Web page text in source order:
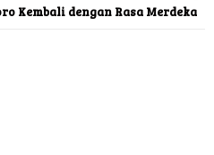
Kembali dengan Rasa Merdeka